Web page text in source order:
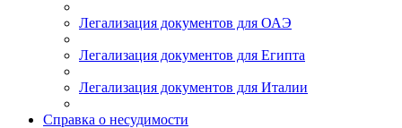
Легализация документов для ОАЭ
Легализация документов для Египта
Легализация документов для Италии
Справка о несудимости